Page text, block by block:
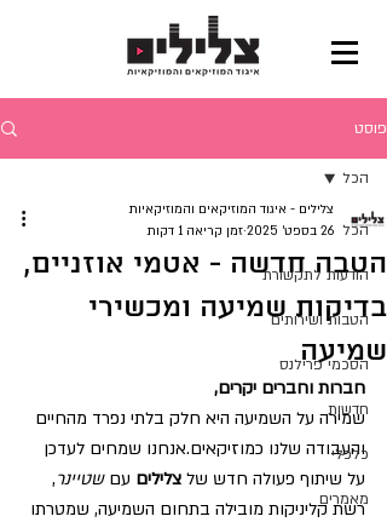
פוסט
הכל
הודעות לתקשורת
הטבות ושירותים
הסכמי פרילנס
חדשות
כלכלי
מאמרים
הכל
הטבה חדשה - אטמי אוזניים,
בדיקות שמיעה ומכשירי
שמיעה
צלילים - איגוד המוזיקאים והמוזיקאיות
26 בספט׳ 2025
זמן קריאה 1 דקות
חברות וחברים יקרים,
שמירה על השמיעה היא חלק בלתי נפרד מהחיים
והעבודה שלנו כמוזיקאים.אנחנו שמחים לעדכן
על שיתוף פעולה חדש של צלילים עם שטיינר,
רשת קליניקות מובילה בתחום השמיעה, שמטרתו